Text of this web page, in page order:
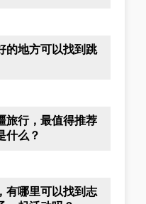
的地方可以找到跳
旅行，最值得推荐
什么？
有哪里可以找到志